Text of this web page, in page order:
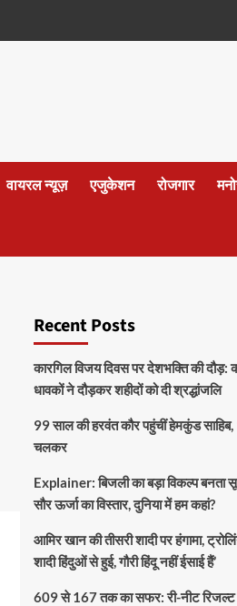
वायरल न्यूज़ एजुकेशन रोजगार
Recent Posts
कारगिल विजय दिवस पर देशभक्ति की दौड़:
धावकों ने दौड़कर शहीदों को दी श्रद्धांजलि
99 साल की हरवंत कौर पहुंचीं हेमकुंड
चलकर
Explainer: बिजली का बड़ा विकल्प बनता
सौर ऊर्जा का विस्तार, दुनिया में हम कहां?
आमिर खान की तीसरी शादी पर हंगामा,
शादी हिंदुओं से हुई, गौरी हिंदू नहीं ईसाई हैं’
609 से 167 तक का सफर: री-नीट रिजल्ट